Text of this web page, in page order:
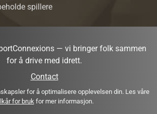
spillere
— vi bringer folk sammen
for å drive med idrett.
Contact
for å optimalisere opplevelsen din. Les våre
for brukfor mer informasjon.